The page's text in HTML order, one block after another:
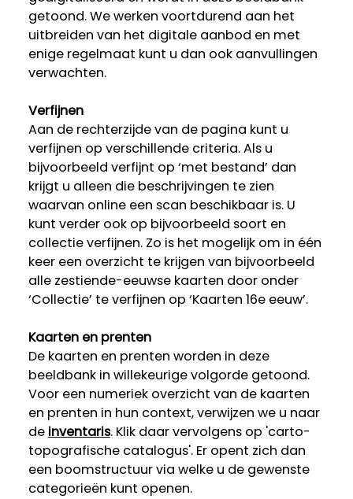
getoond. We werken voortdurend aan het
uitbreiden van het digitale aanbod en met
enige regelmaat kunt u dan ook aanvullingen
verwachten.
Verfijnen
Aan de rechterzijde van de pagina kunt u
verfijnen op verschillende criteria. Als u
bijvoorbeeld verfijnt op ‘met bestand’ dan
krijgt u alleen die beschrijvingen te zien
waarvan online een scan beschikbaar is. U
kunt verder ook op bijvoorbeeld soort en
collectie verfijnen. Zo is het mogelijk om in één
keer een overzicht te krijgen van bijvoorbeeld
alle zestiende-eeuwse kaarten door onder
‘Collectie’ te verfijnen op ‘Kaarten 16e eeuw’.
Kaarten en prenten
De kaarten en prenten worden in deze
beeldbank in willekeurige volgorde getoond.
Voor een numeriek overzicht van de kaarten
en prenten in hun context, verwijzen we u naar
de inventaris. Klik daar vervolgens op 'carto-
topografische catalogus'. Er opent zich dan
een boomstructuur via welke u de gewenste
categorieën kunt openen.